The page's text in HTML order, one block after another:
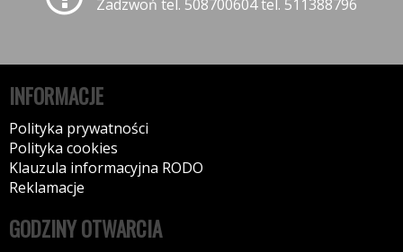
Zadzwoń tel. 508700604 tel. 511388796
INFORMACJE
Polityka prywatności
Polityka cookies
Klauzula informacyjna RODO
Reklamacje
GODZINY OTWARCIA